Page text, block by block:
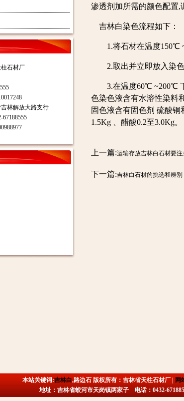
石材厂
林解放大路支行
渗透剂加所需的颜色配置,
吉林白染色流程如下：
1.将石材在温度150℃
2.取出并立即放入染色
3.在温度60℃ ~200℃ 下
色染色液含有水溶性染料
固色液含有固色剂 硫酸铜
1.5Kg 、醋酸0.2至3.0Kg。
上一篇:运输存放吉林白石材要注
下一篇:吉林白石材的挑选和辨别
本站关键词:吉林白,路边石 版权所有：吉林省天柱石材厂 | 网
地址：吉林省蛟河市天岗镇两家子 电话：0432-